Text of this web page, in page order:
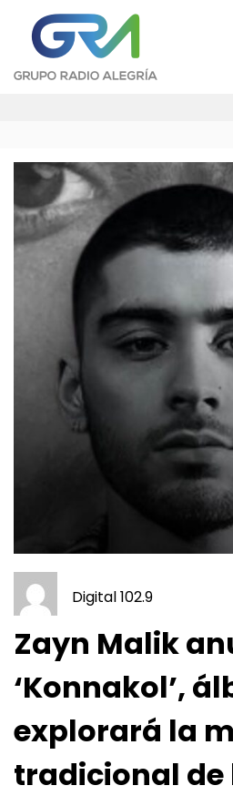
Digital 102.9
Zayn Malik
‘Konnakol’,
explorará la
tradicional de